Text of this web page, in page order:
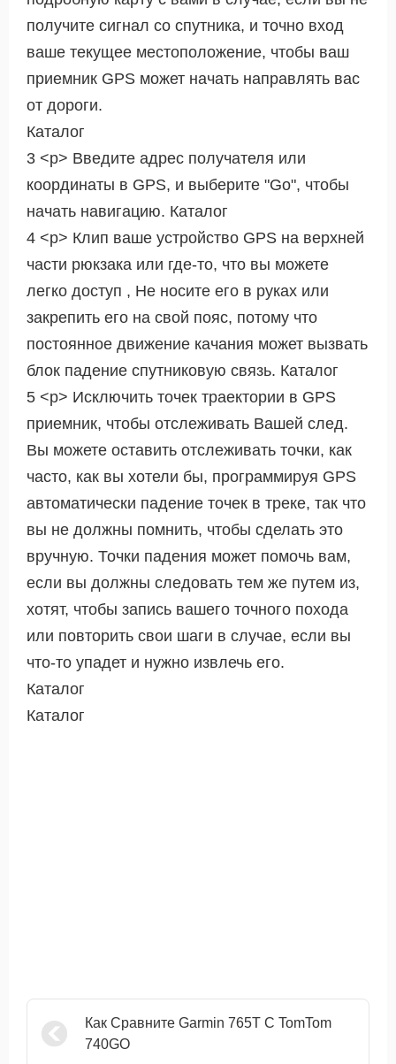
получите сигнал со спутника, и точно вход
ваше текущее местоположение, чтобы ваш
приемник GPS может начать направлять вас
от дороги.
Каталог
3 <р> Введите адрес получателя или
координаты в GPS, и выберите "Go", чтобы
начать навигацию. Каталог
4 <р> Клип ваше устройство GPS на верхней
части рюкзака или где-то, что вы можете
легко доступ , Не носите его в руках или
закрепить его на свой пояс, потому что
постоянное движение качания может вызвать
блок падение спутниковую связь. Каталог
5 <р> Исключить точек траектории в GPS
приемник, чтобы отслеживать Вашей след.
Вы можете оставить отслеживать точки, как
часто, как вы хотели бы, программируя GPS
автоматически падение точек в треке, так что
вы не должны помнить, чтобы сделать это
вручную. Точки падения может помочь вам,
если вы должны следовать тем же путем из,
хотят, чтобы запись вашего точного похода
или повторить свои шаги в случае, если вы
что-то упадет и нужно извлечь его.
Каталог
Каталог
Как Сравните Garmin 765T С TomTom
740GO